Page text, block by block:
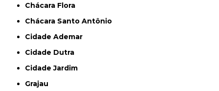
Chácara Flora
Chácara Santo Antônio
Cidade Ademar
Cidade Dutra
Cidade Jardim
Grajau